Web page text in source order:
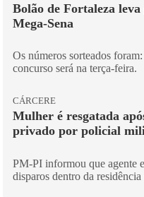
Bolão de Fortaleza
Mega-Sena
Os números sorteados
concurso será na terça-feira.
CÁRCERE
Mulher é resgatada
privado por policial
PM-PI informou que agente
disparos dentro da